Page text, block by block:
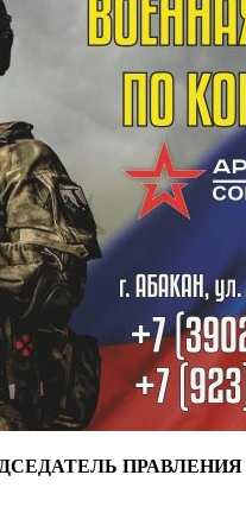
ПРАВЛЕНИЯ